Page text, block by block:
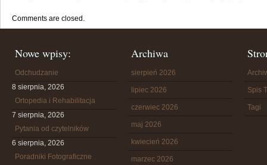
Comments are closed.
Nowe wpisy:
Odchudzanie
8 sierpnia, 2026
Ortopedia i Rehabilitacja
7 sierpnia, 2026
Pytania od czytelników
6 sierpnia, 2026
Poradniki Fotograficzne
Archiwa
sierpień 2026
lipiec 2026
czerwiec 2026
maj 2026
kwiecień 2026
marzec 2026
Spis
Tagi